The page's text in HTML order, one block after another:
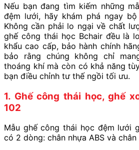
Nếu bạn đang tìm kiếm những
đệm lưới, hãy khám phá ngay
Không cần phải lo ngại về chất
ghế công thái học Bchair đều là
khẩu cao cấp, bảo hành chính
bảo rằng chúng không chỉ
thoáng khí mà còn có khả năng
bạn điều chỉnh tư thế ngồi tối ưu.
1. Ghế công thái học, ghế
102
Mẫu ghế công thái học đệm lưới
có 2 dòng: chân nhựa ABS và